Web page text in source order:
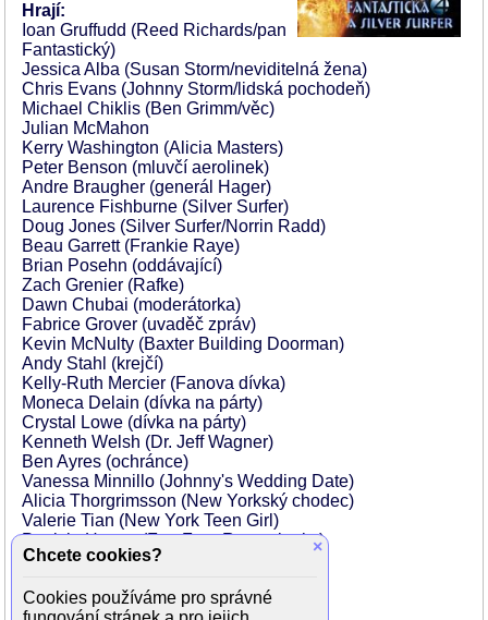
Hrají:
Ioan Gruffudd (Reed Richards/pan
Fantastický)
Jessica Alba (Susan Storm/neviditelná žena)
Chris Evans (Johnny Storm/lidská pochodeň)
Michael Chiklis (Ben Grimm/věc)
Julian McMahon
Kerry Washington (Alicia Masters)
Peter Benson (mluvčí aerolinek)
Andre Braugher (generál Hager)
Laurence Fishburne (Silver Surfer)
Doug Jones (Silver Surfer/Norrin Radd)
Beau Garrett (Frankie Raye)
Brian Posehn (oddávající)
Zach Grenier (Rafke)
Dawn Chubai (moderátorka)
Fabrice Grover (uvaděč zpráv)
Kevin McNulty (Baxter Building Doorman)
Andy Stahl (krejčí)
Kelly-Ruth Mercier (Fanova dívka)
Moneca Delain (dívka na párty)
Crystal Lowe (dívka na párty)
Kenneth Welsh (Dr. Jeff Wagner)
Ben Ayres (ochránce)
Vanessa Minnillo (Johnny's Wedding Date)
Alicia Thorgrimsson (New Yorkský chodec)
Valerie Tian (New York Teen Girl)
Patricia Harras (Fan Four Receptionist)
Gonzalo Menendez (major Cruz)
Giuliana DePandi (reportérka zábavy)
×
Chcete cookies?
Cookies používáme pro správné